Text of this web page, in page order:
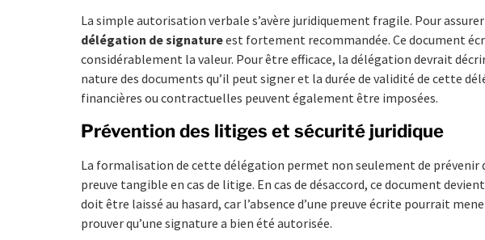
La simple autorisation verbale s’avère juridiquement fragile. Pour
délégation de signatureest fortement recommandée. Ce document
considérablement la valeur. Pour être efficace, la délégation devrait
nature des documents qu’il peut signer et la durée de validité de cette
financières ou contractuelles peuvent également être imposées.
Prévention des litiges et sécurité juridique
La formalisation de cette délégation permet non seulement de prévenir
preuve tangible en cas de litige. En cas de désaccord, ce document
doit être laissé au hasard, car l’absence d’une preuve écrite pourrait
prouver qu’une signature a bien été autorisée.